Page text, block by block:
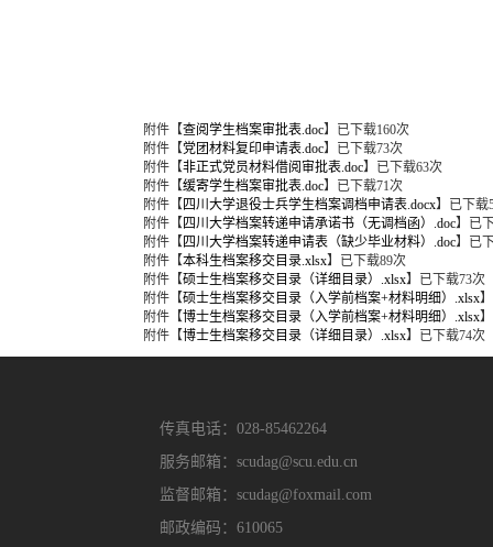
附件【查阅学生档案审批表.doc】已下载160次
附件【党团材料复印申请表.doc】已下载73次
附件【非正式党员材料借阅审批表.doc】已下载63次
附件【缓寄学生档案审批表.doc】已下载71次
附件【 四川大学退役士兵学生档案调档申请表.docx】已下载
附件【 四川大学档案转递申请承诺书（无调档函）.doc】已
附件【 四川大学档案转递申请表（缺少毕业材料）.doc】已
附件【本科生档案移交目录.xlsx】已下载89次
附件【硕士生档案移交目录（详细目录）.xlsx】已下载73次
附件【硕士生档案移交目录（入学前档案+材料明细）.xlsx
附件【博士生档案移交目录（入学前档案+材料明细）.xlsx
附件【博士生档案移交目录（详细目录）.xlsx】已下载74次
传真电话：028-85462264
服务邮箱：scudag@scu.edu.cn
监督邮箱：scudag@foxmail.com
邮政编码：610065